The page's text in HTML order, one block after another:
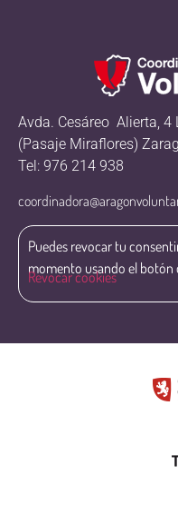
Avda. Cesáreo Alierta, 4
(Pasaje Miraflores)
Tel: 976 214 938
Puedes revocar tu
momento usando el
Revocar cookies